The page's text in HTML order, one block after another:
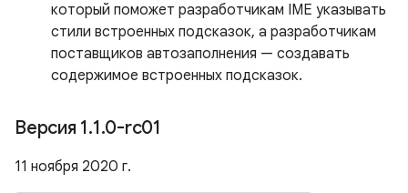
который поможет разработчикам IME указывать
стили встроенных подсказок, а разработчикам
поставщиков автозаполнения — создавать
содержимое встроенных подсказок.
Версия 1.1.0-rc01
11 ноября 2020 г.